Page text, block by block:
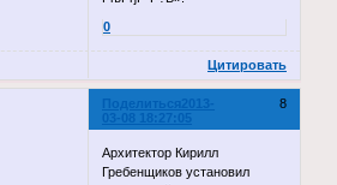
0
Цитировать
Поделиться 8
2013-
03-08 18:27:05
Архитектор Кирилл
Гребенщиков установил